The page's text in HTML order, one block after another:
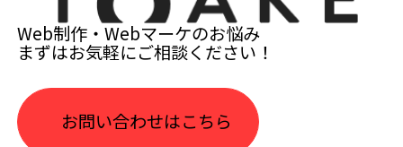
Web制作・Webマーケのお悩み
まずはお気軽にご相談ください！
お問い合わせはこちら